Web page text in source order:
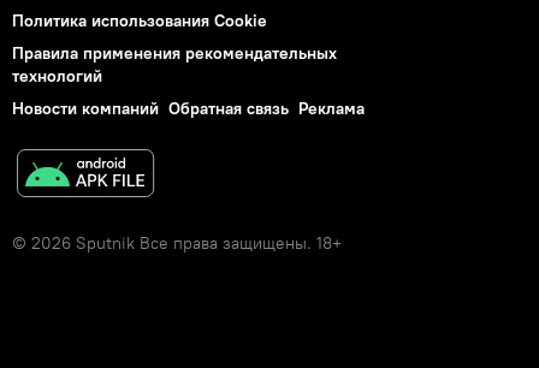
Политика использования Cookie
Правила применения рекомендательных
технологий
Новости компаний Обратная связь Реклама
© 2026 Sputnik Все права защищены. 18+